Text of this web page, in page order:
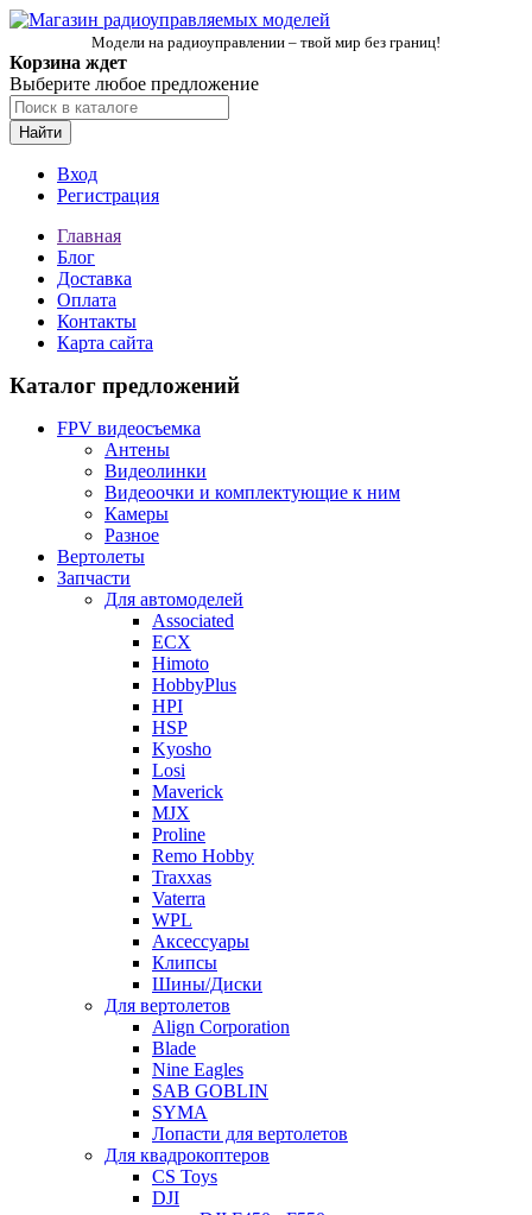
Модели на радиоуправлении – твой мир без границ!
Корзина ждет
Выберите любое предложение
Найти
Вход
Регистрация
Главная
Блог
Доставка
Оплата
Контакты
Карта сайта
Каталог предложений
FPV видеосъемка
Антены
Видеолинки
Видеоочки и комплектующие к ним
Камеры
Разное
Вертолеты
Запчасти
Для автомоделей
Associated
ECX
Himoto
HobbyPlus
HPI
HSP
Kyosho
Losi
Maverick
MJX
Proline
Remo Hobby
Traxxas
Vaterra
WPL
Аксессуары
Клипсы
Шины/Диски
Для вертолетов
Align Corporation
Blade
Nine Eagles
SAB GOBLIN
SYMA
Лопасти для вертолетов
Для квадрокоптеров
CS Toys
DJI